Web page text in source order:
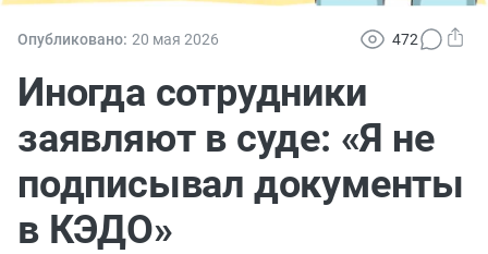
Опубликовано: 20 мая 2026 472
Иногда сотрудники
заявляют в суде: «Я не
подписывал документы
в КЭДО»